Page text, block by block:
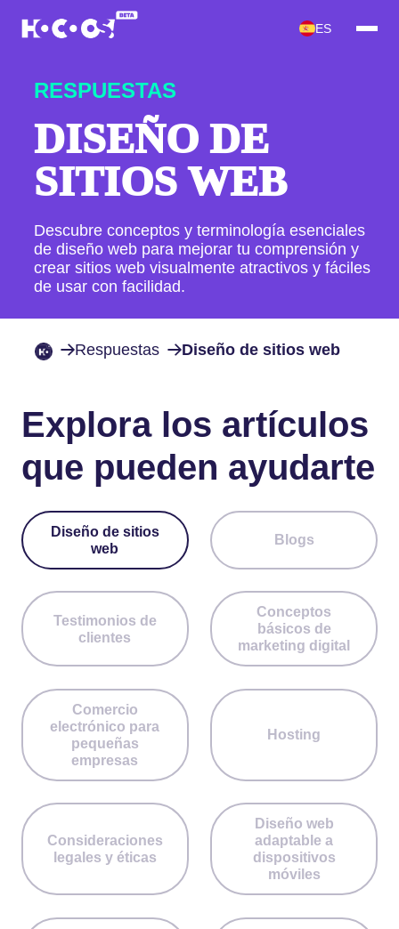
ES
RESPUESTAS
DISEÑO DE
SITIOS WEB
Descubre conceptos y terminología esenciales
de diseño web para mejorar tu comprensión y
crear sitios web visualmente atractivos y fáciles
de usar con facilidad.
Respuestas Diseño de sitios web
Explora los artículos
que pueden ayudarte
Diseño de sitios
web
Blogs
Testimonios de
clientes
Conceptos
básicos de
marketing digital
Comercio
electrónico para
pequeñas
empresas
Hosting
Consideraciones
legales y éticas
Diseño web
adaptable a
dispositivos
móviles